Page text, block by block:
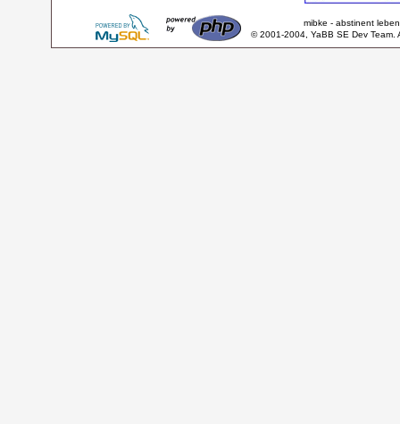
mibke - abstinent
© 2001-2004, YaBB SE Dev Team.